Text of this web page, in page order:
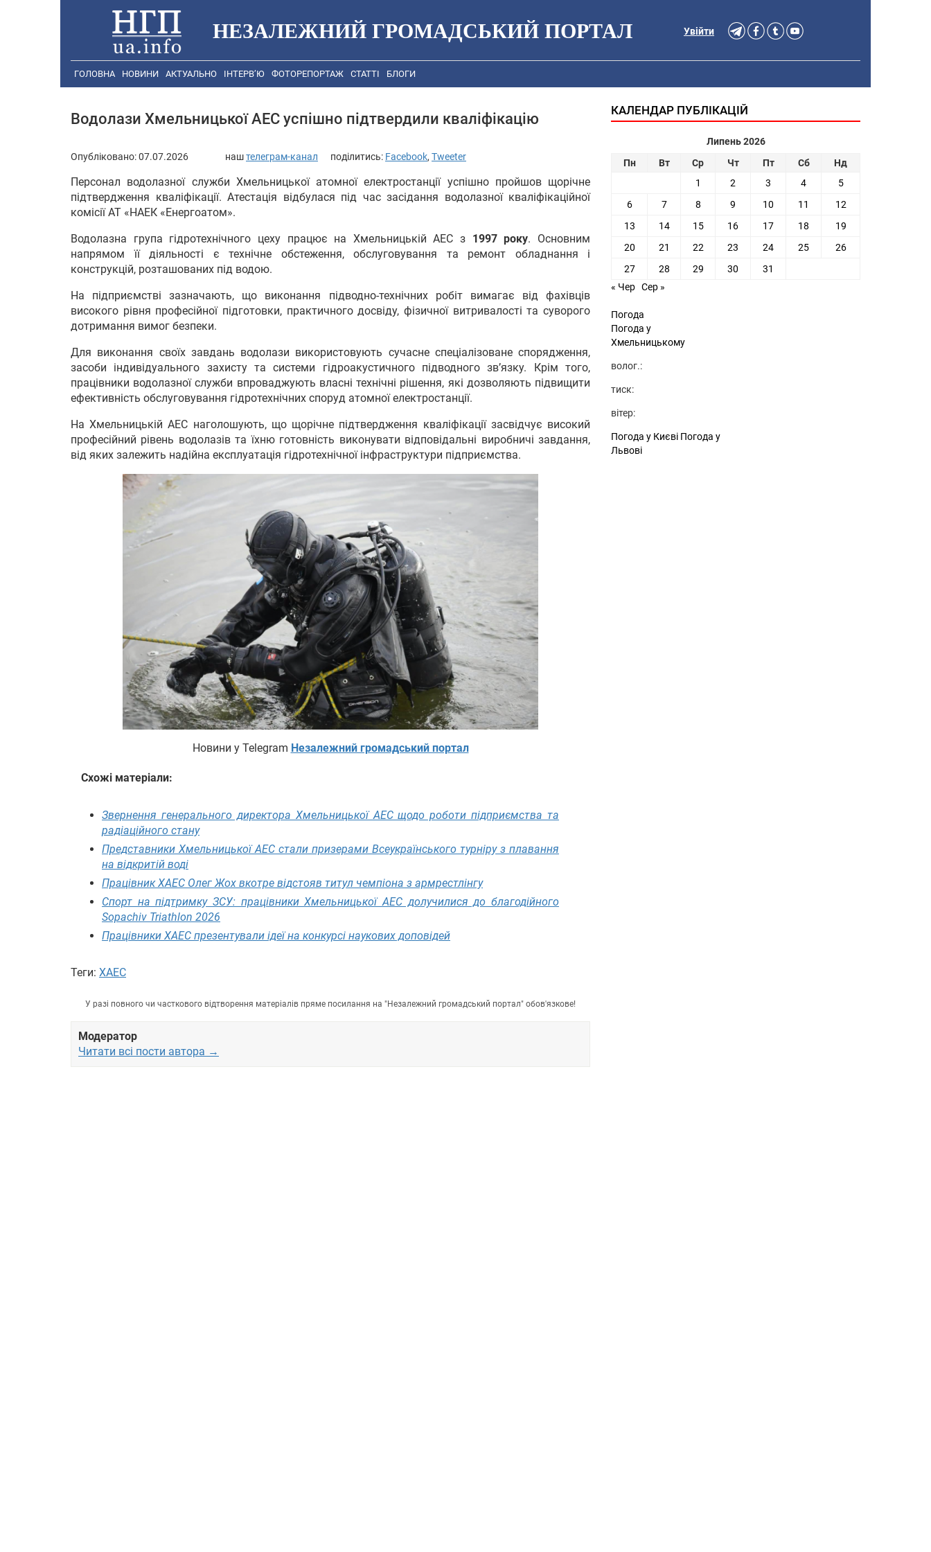
НЕЗАЛЕЖНИЙ ГРОМАДСЬКИЙ ПОРТАЛ Увійти
ГОЛОВНА НОВИНИ АКТУАЛЬНО ІНТЕРВ’Ю ФОТОРЕПОРТАЖ СТАТТІ БЛОГИ
Водолази Хмельницької АЕС успішно підтвердили кваліфікацію
Опубліковано:07.07.2026 наштелеграм-канал поділитись: Facebook, Tweeter
Персонал водолазної служби Хмельницької атомної електростанції успішно пройшов щорічне
підтвердження кваліфікації. Атестація відбулася під час засідання водолазної кваліфікаційної
комісії АТ «НАЕК «Енергоатом».
Водолазна група гідротехнічного цеху працює на Хмельницькій АЕС з 1997 року. Основним
напрямом її діяльності є технічне обстеження, обслуговування та ремонт обладнання і
конструкцій, розташованих під водою.
На підприємстві зазначають, що виконання підводно-технічних робіт вимагає від фахівців
високого рівня професійної підготовки, практичного досвіду, фізичної витривалості та суворого
дотримання вимог безпеки.
Для виконання своїх завдань водолази використовують сучасне спеціалізоване спорядження,
засоби індивідуального захисту та системи гідроакустичного підводного зв’язку. Крім того,
працівники водолазної служби впроваджують власні технічні рішення, які дозволяють підвищити
ефективність обслуговування гідротехнічних споруд атомної електростанції.
На Хмельницькій АЕС наголошують, що щорічне підтвердження кваліфікації засвідчує високий
професійний рівень водолазів та їхню готовність виконувати відповідальні виробничі завдання,
від яких залежить надійна експлуатація гідротехнічної інфраструктури підприємства.
Новини у Telegram Незалежний громадський портал
Схожі матеріали:
Звернення генерального директора Хмельницької АЕС щодо роботи підприємства та
радіаційного стану
Представники Хмельницької АЕС стали призерами Всеукраїнського турніру з плавання
на відкритій воді
Працівник ХАЕС Олег Жох вкотре відстояв титул чемпіона з армрестлінгу
Спорт на підтримку ЗСУ: працівники Хмельницької АЕС долучилися до благодійного
Sopachiv Triathlon 2026
Працівники ХАЕС презентували ідеї на конкурсі наукових доповідей
Теги: ХАЕС
У разі повного чи часткового відтворення матеріалів пряме посилання на "Незалежний громадський портал" обов'язкове!
Модератор
Читати всі пости автора →
КАЛЕНДАР ПУБЛІКАЦІЙ
Липень 2026
Пн
Вт Ср Чт Пт Сб
Нд
1
2 3 4
5
6
7 8 9 10 11
12
13
14 15 16 17 18
19
20
21 22 23 24 25
26
27
28 29 30
31
« Чер Сер »
Погода
Погода у
Хмельницькому
волог.:
тиск:
вітер:
Погода у Києві Погода у
Львові